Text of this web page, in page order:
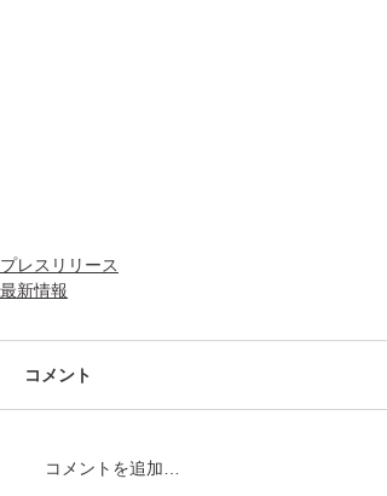
プレスリリース
最新情報
コメント
コメントを追加…